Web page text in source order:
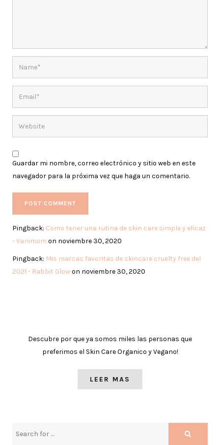
Guardar mi nombre, correo electrónico y sitio web en este
navegador para la próxima vez que haga un comentario.
Pingback: Como tener una rutina de skin care simple y eficaz
- Vanimom on noviembre 30, 2020
Pingback: Mis marcas favoritas de skincare cruelty free del
2021 - Rabbit Glowon noviembre 30, 2020
Descubre por que ya somos miles las personas que
preferimos el Skin Care Organico y Vegano!
LEER MAS